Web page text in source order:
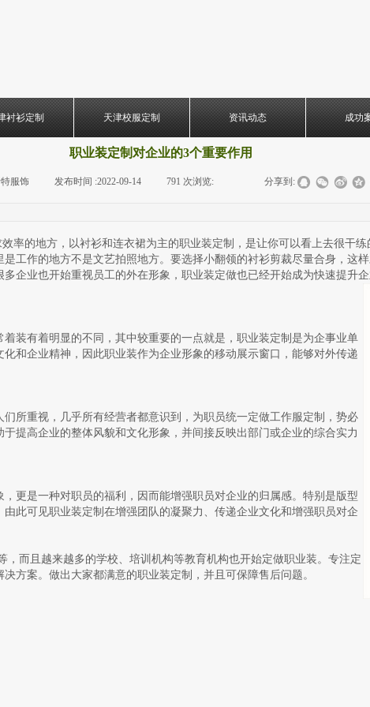
衬衫定制 天津校服定制 资讯动态 成功
​​职业装定制对企业的3个重要作用
服饰 发布时间 :2022-09-14 791 次浏览: 分享到:
的地方，以衬衫和连衣裙为主的职业装定制，是让你可以看上去很干练
工作的地方不是文艺拍照地方。要选择小翻领的衬衫剪裁尽量合身，这
企业也开始重视员工的外在形象，职业装定做也已经开始成为快速提升
装有着明显的不同，其中较重要的一点就是，职业装定制是为企事业单
和企业精神，因此职业装作为企业形象的移动展示窗口，能够对外传递
所重视，几乎所有经营者都意识到，为职员统一定做工作服定制，势必
提高企业的整体风貌和文化形象，并间接反映出部门或企业的综合实力
更是一种对职员的福利，因而能增强职员对企业的归属感。特别是版型
此可见职业装定制在增强团队的凝聚力、传递企业文化和增强职员对企
且越来越多的学校、培训机构等教育机构也开始定做职业装。专注定
方案。做出大家都满意的职业装定制，并且可保障售后问题。